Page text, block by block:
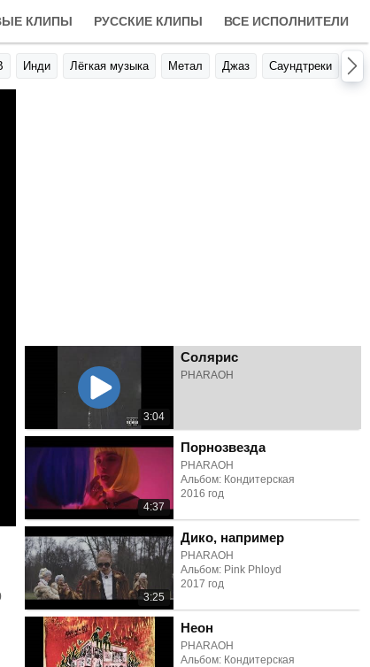
КЛИПЫ РУССКИЕ КЛИПЫ ВСЕ ИСПОЛНИТЕЛИ
Инди Лёгкая музыка Метал Джаз Саундтреки
3:04
Солярис
PHARAOH
4:37
Порнозвезда
PHARAOH
Альбом: Кондитерская
2016 год
3:25
Дико, например
PHARAOH
Альбом: Pink Phloyd
2017 год
Неон
PHARAOH
Альбом: Кондитерская